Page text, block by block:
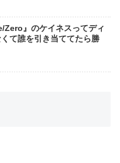
Zero』のケイネスってディ
て誰を引き当ててたら勝